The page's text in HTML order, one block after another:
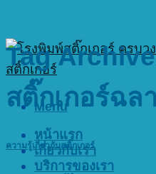
Menu
หน้าแรก
เกี่ยวกับเรา
บริการของเรา
Tag
สติ๊กเกอร์ฉล
ความรู้เกี่ยวกับสติ๊กเกอร์